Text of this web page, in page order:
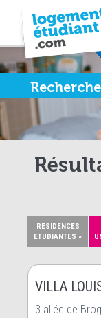
RESIDENCES
ETUDIANTES »
VILLA
3 allée de